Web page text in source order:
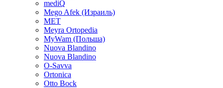
mediQ
Mego Afek (Израиль)
MET
Meyra Ortopedia
MyWam (Польша)
Nuova Blandino
Nuova Blandino
O-Savva
Ortonica
Otto Bock